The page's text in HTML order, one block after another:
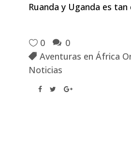
Ruanda y Uganda es tan
0
0
Aventuras en África
Noticias